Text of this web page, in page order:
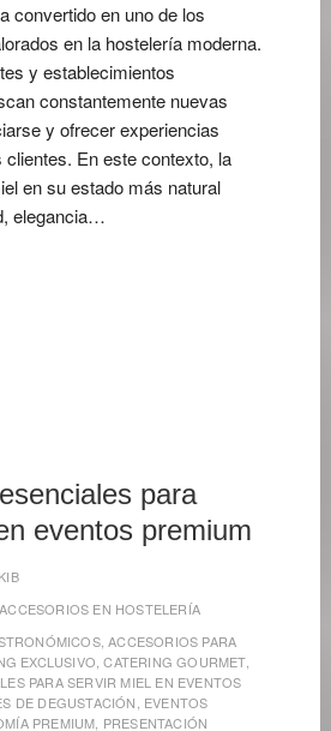
convertido en uno de los
en la hostelería moderna.
y establecimientos
constantemente nuevas
y ofrecer experiencias
En este contexto, la
en su estado más natural
elegancia…
para
eventos premium
EN HOSTELERÍA
,ACCESORIOS PARA
EXCLUSIVO ,CATERING GOURMET,
PARA SERVIR MIEL EN EVENTOS
DE DEGUSTACIÓN EVENTOS
PREMIUM PRESENTACIÓN